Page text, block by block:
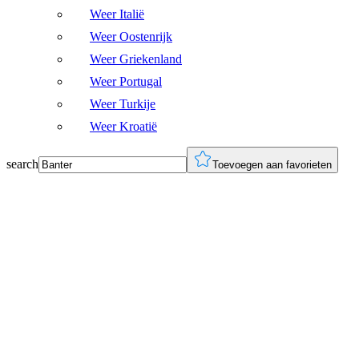
Weer Italië
Weer Oostenrijk
Weer Griekenland
Weer Portugal
Weer Turkije
Weer Kroatië
search Toevoegen aan favorieten